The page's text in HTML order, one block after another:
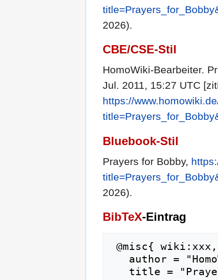
2026).
CBE/CSE-Stil
HomoWiki-Bearbeiter.
Jul. 2011, 15:27 UTC
https://
Bluebook-Stil
Prayers for Bobby,
2026).
BibTeX-Eintrag